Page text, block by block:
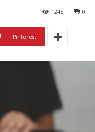
0
1245
Pinterest